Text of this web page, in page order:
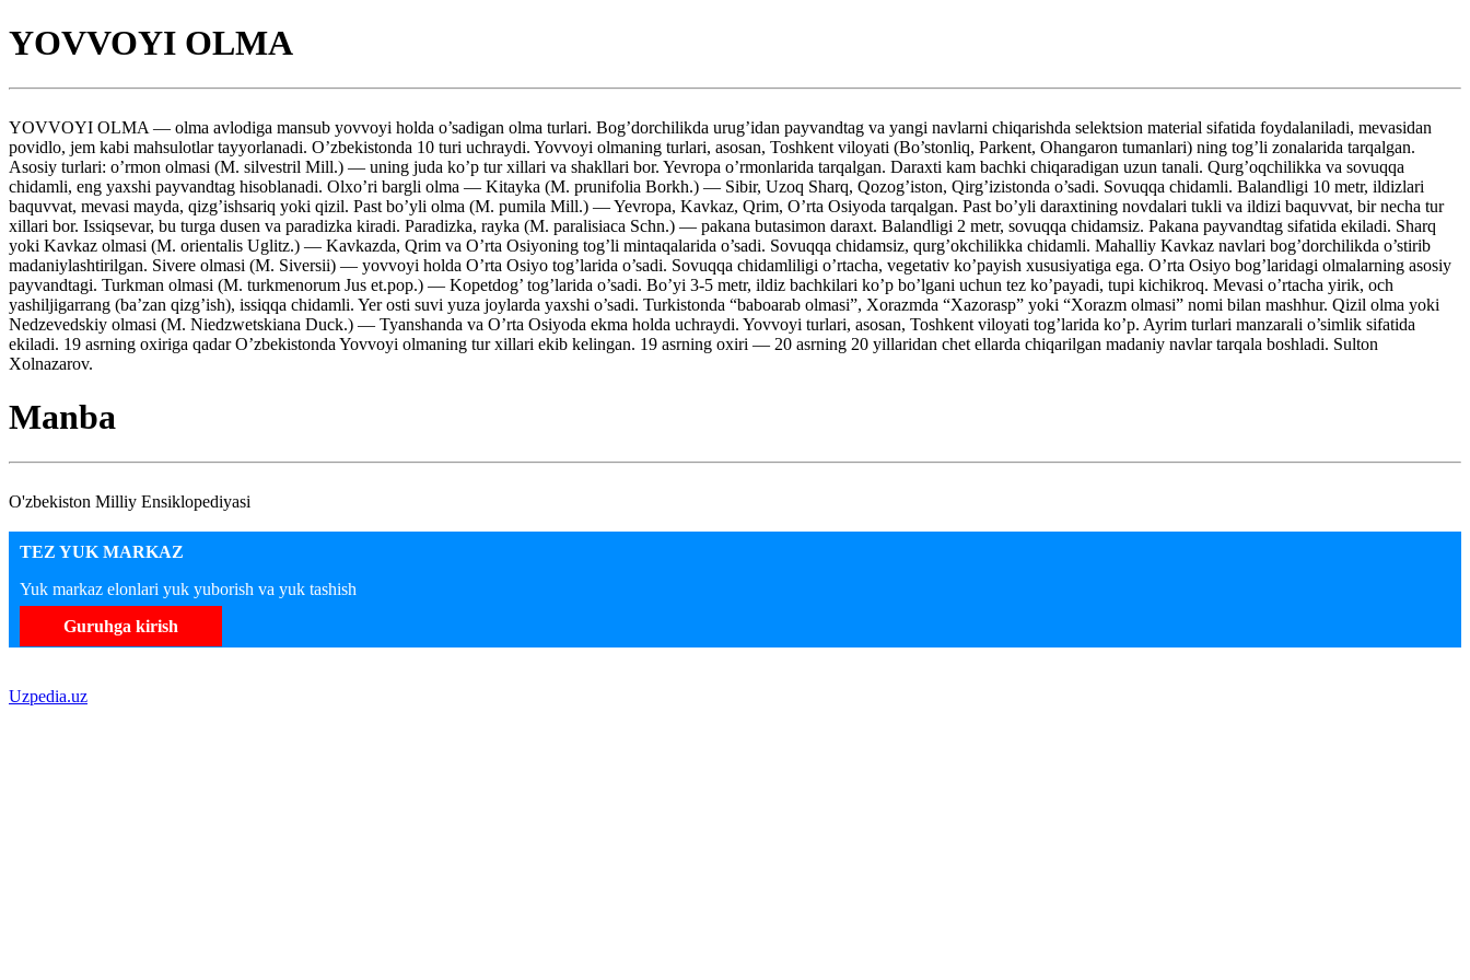
YOVVOYI OLMA
YOVVOYI OLMA — olma avlodiga mansub yovvoyi holda o’sadigan olma turlari. Bog’dorchilikda urug’idan payvandtag va yangi navlarni chiqarishda selektsion material sifatida foydalaniladi, mevasidan
povidlo, jem kabi mahsulotlar tayyorlanadi. O’zbekistonda 10 turi uchraydi. Yovvoyi olmaning turlari, asosan, Toshkent viloyati (Bo’stonliq, Parkent, Ohangaron tumanlari) ning tog’li zonalarida tarqalgan.
Asosiy turlari: o’rmon olmasi (M. silvestril Mill.) — uning juda ko’p tur xillari va shakllari bor. Yevropa o’rmonlarida tarqalgan. Daraxti kam bachki chiqaradigan uzun tanali. Qurg’oqchilikka va sovuqqa
chidamli, eng yaxshi payvandtag hisoblanadi. Olxo’ri bargli olma — Kitayka (M. prunifolia Borkh.) — Sibir, Uzoq Sharq, Qozog’iston, Qirg’izistonda o’sadi. Sovuqqa chidamli. Balandligi 10 metr, ildizlari
baquvvat, mevasi mayda, qizg’ishsariq yoki qizil. Past bo’yli olma (M. pumila Mill.) — Yevropa, Kavkaz, Qrim, O’rta Osiyoda tarqalgan. Past bo’yli daraxtining novdalari tukli va ildizi baquvvat, bir necha tur
xillari bor. Issiqsevar, bu turga dusen va paradizka kiradi. Paradizka, rayka (M. paralisiaca Schn.) — pakana butasimon daraxt. Balandligi 2 metr, sovuqqa chidamsiz. Pakana payvandtag sifatida ekiladi. Sharq
yoki Kavkaz olmasi (M. orientalis Uglitz.) — Kavkazda, Qrim va O’rta Osiyoning tog’li mintaqalarida o’sadi. Sovuqqa chidamsiz, qurg’okchilikka chidamli. Mahalliy Kavkaz navlari bog’dorchilikda o’stirib
madaniylashtirilgan. Sivere olmasi (M. Siversii) — yovvoyi holda O’rta Osiyo tog’larida o’sadi. Sovuqqa chidamliligi o’rtacha, vegetativ ko’payish xususiyatiga ega. O’rta Osiyo bog’laridagi olmalarning asosiy
payvandtagi. Turkman olmasi (M. turkmenorum Jus et.pop.) — Kopetdog’ tog’larida o’sadi. Bo’yi 3-5 metr, ildiz bachkilari ko’p bo’lgani uchun tez ko’payadi, tupi kichikroq. Mevasi o’rtacha yirik, och
yashiljigarrang (ba’zan qizg’ish), issiqqa chidamli. Yer osti suvi yuza joylarda yaxshi o’sadi. Turkistonda “baboarab olmasi”, Xorazmda “Xazorasp” yoki “Xorazm olmasi” nomi bilan mashhur. Qizil olma yoki
Nedzevedskiy olmasi (M. Niedzwetskiana Duck.) — Tyanshanda va O’rta Osiyoda ekma holda uchraydi. Yovvoyi turlari, asosan, Toshkent viloyati tog’larida ko’p. Ayrim turlari manzarali o’simlik sifatida
ekiladi. 19 asrning oxiriga qadar O’zbekistonda Yovvoyi olmaning tur xillari ekib kelingan. 19 asrning oxiri — 20 asrning 20 yillaridan chet ellarda chiqarilgan madaniy navlar tarqala boshladi. Sulton
Xolnazarov.
Manba
O'zbekiston Milliy Ensiklopediyasi
TEZ YUK MARKAZ
Yuk markaz elonlari yuk yuborish va yuk tashish
Guruhga kirish
Uzpedia.uz